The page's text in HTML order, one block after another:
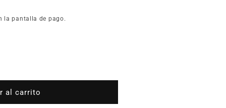
la pantalla de pago.
al carrito